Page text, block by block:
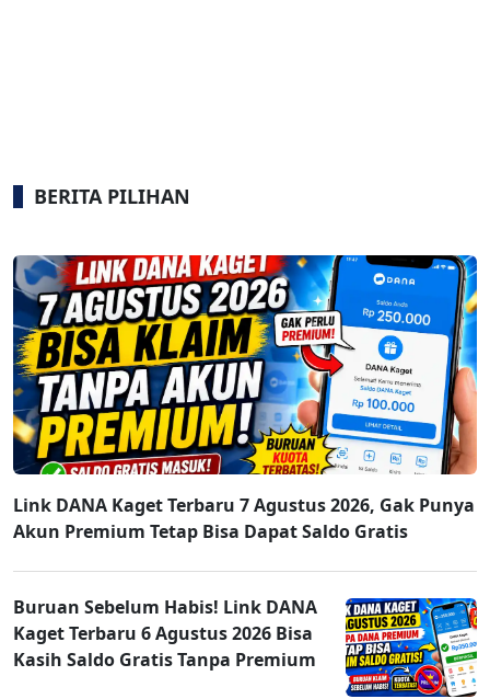
BERITA PILIHAN
Link DANA Kaget Terbaru 7 Agustus 2026, Gak Punya
Akun Premium Tetap Bisa Dapat Saldo Gratis
Buruan Sebelum Habis! Link DANA
Kaget Terbaru 6 Agustus 2026 Bisa
Kasih Saldo Gratis Tanpa Premium